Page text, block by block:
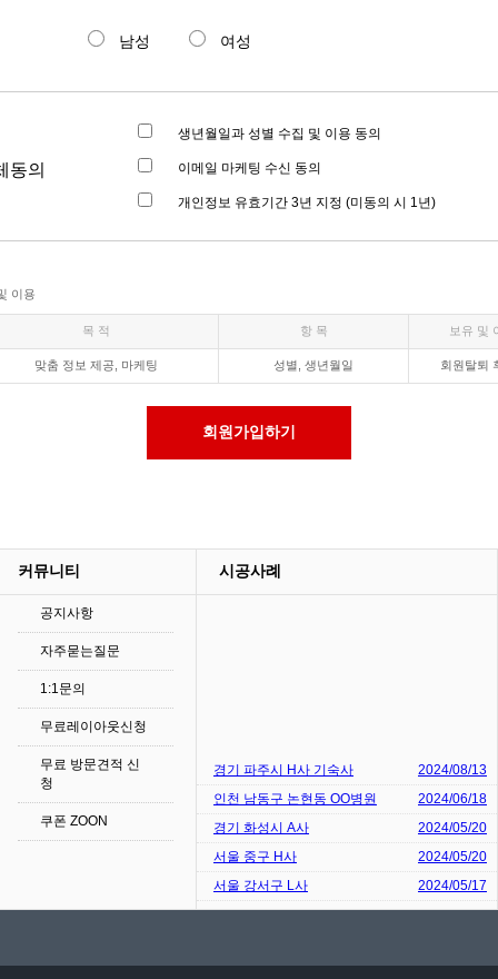
남성 여성
동의
생년월일과 성별 수집 및 이용 동의
이메일 마케팅 수신 동의
개인정보 유효기간 3년 지정 (미동의 시 1년)
이용
목 적 항 목 보유 및
맞춤 정보 제공, 마케팅 성별, 생년월일 회원탈퇴
회원가입하기
커뮤니티
공지사항
자주묻는질문
1:1문의
무료레이아웃신청
무료 방문견적 신
청
쿠폰 ZOON
시공사례
경기 파주시 H사 기숙사
2024/08/13
인천 남동구 논현동 OO병원
2024/06/18
경기 화성시 A사
2024/05/20
서울 중구 H사
2024/05/20
서울 강서구 L사
2024/05/17